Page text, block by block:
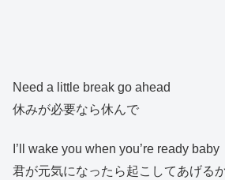
Need a little break go ahead
休みが必要なら休んで
I’ll wake you when you’re ready baby
君が元気になったら起こしてあげる